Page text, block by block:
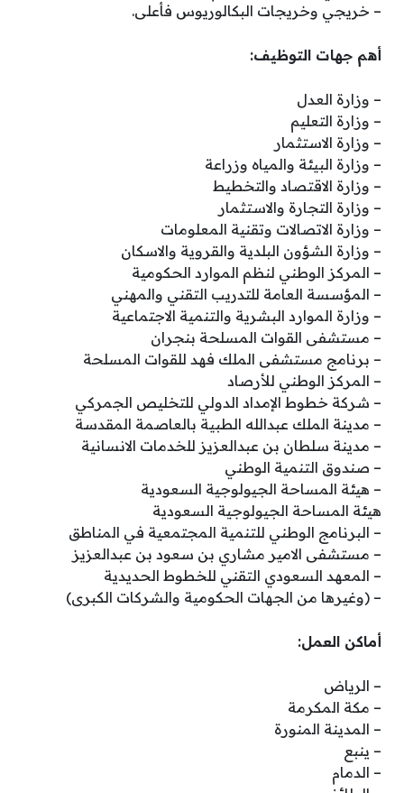
– خريجي وخريجات البكالوريوس فأعلى.
أهم جهات التوظيف:
– وزارة العدل
– وزارة التعليم
– وزارة الاستثمار
– وزارة البيئة والمياه وزراعة
– وزارة الاقتصاد والتخطيط
– وزارة التجارة والاستثمار
– وزارة الاتصالات وتقنية المعلومات
– وزارة الشؤون البلدية والقروية والاسكان
– المركز الوطني لنظم الموارد الحكومية
– المؤسسة العامة للتدريب التقني والمهني
– وزارة الموارد البشرية والتنمية الاجتماعية
– مستشفى القوات المسلحة بنجران
– برنامج مستشفى الملك فهد للقوات المسلحة
– المركز الوطني للأرصاد
– شركة خطوط الإمداد الدولي للتخليص الجمركي
– مدينة الملك عبدالله الطبية بالعاصمة المقدسة
– مدينة سلطان بن عبدالعزيز للخدمات الانسانية
– صندوق التنمية الوطني
– هيئة المساحة الجيولوجية السعودية
هيئة المساحة الجيولوجية السعودية
– البرنامج الوطني للتنمية المجتمعية في المناطق
– مستشفى الامير مشاري بن سعود بن عبدالعزيز
– المعهد السعودي التقني للخطوط الحديدية
– (وغيرها من الجهات الحكومية والشركات الكبرى)
أماكن العمل:
– الرياض
– مكة المكرمة
– المدينة المنورة
– ينبع
– الدمام